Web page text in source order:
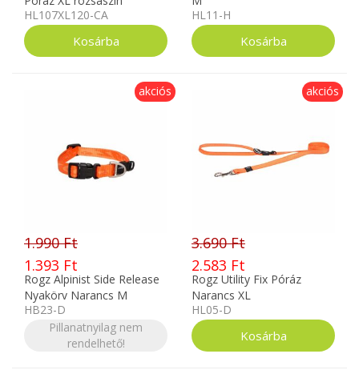
HL107XL120-CA
HL11-H
akciós
1.990 Ft
1.393 Ft
Rogz Alpinist Side Release
Nyakörv Narancs M
HB23-D
Pillanatnyilag nem
rendelhető!
akciós
3.690 Ft
2.583 Ft
Rogz Utility Fix Póráz
Narancs XL
HL05-D